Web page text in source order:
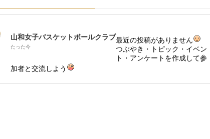
山和女子バスケットボールクラブ
たった今
最近の投稿がありません
つぶやき・トピック・イベン
ト・アンケートを作成して参
加者と交流しよう